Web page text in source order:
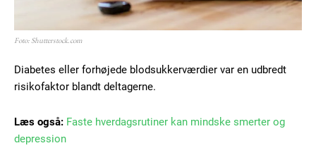
Foto: Shutterstock.com
Diabetes eller forhøjede blodsukkerværdier var en udbredt
risikofaktor blandt deltagerne.
Læs også: Faste hverdagsrutiner kan mindske smerter og
depression